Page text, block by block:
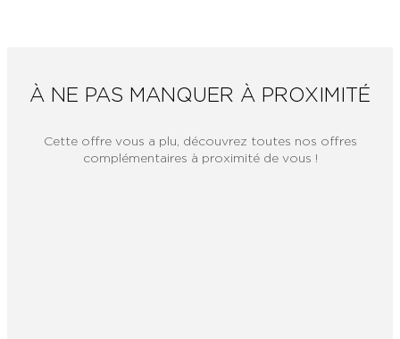
À NE PAS MANQUER À PROXIMITÉ
Cette offre vous a plu, découvrez toutes nos offres
complémentaires à proximité de vous !